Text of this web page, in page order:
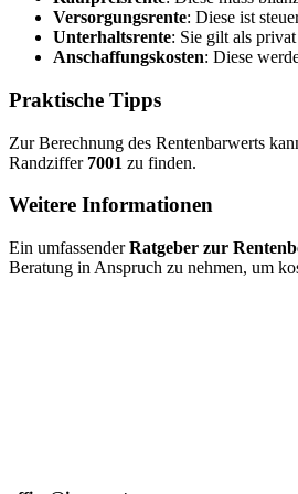
Versorgungsrente: Diese ist
Unterhaltsrente: Sie gilt als
Anschaffungskosten: Diese
Praktische Tipps
Zur Berechnung des Rentenbarwerts
Randziffer 7001 zu finden.
Weitere Informationen
Ein umfassenderRatgeber zur
Beratung in Anspruch zu nehmen, um